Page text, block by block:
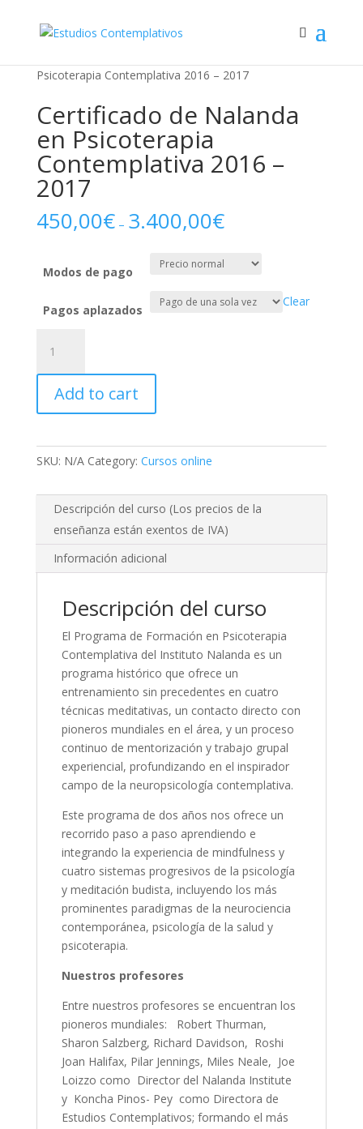
Psicoterapia Contemplativa 2016 – 2017
Certificado de Nalanda
en Psicoterapia
Contemplativa 2016 –
2017
450,00€– 3.400,00€
Modos de pago
Pagos aplazados
Clear
Nalanda
Psicoterapia
2016
-
quantity
Add to cart
SKU: N/A Category: Cursos online
Descripción del curso (Los precios de la
enseñanza están exentos de IVA)
Información adicional
Descripción del curso
El Programa de Formación en Psicoterapia
Contemplativa del Instituto Nalanda es un
programa histórico que ofrece un
entrenamiento sin precedentes en cuatro
técnicas meditativas, un contacto directo con
pioneros mundiales en el área, y un proceso
continuo de mentorización y trabajo grupal
experiencial, profundizando en el inspirador
campo de la neuropsicología contemplativa.
Este programa de dos años nos ofrece un
recorrido paso a paso aprendiendo e
integrando la experiencia de mindfulness y
cuatro sistemas progresivos de la psicología
y meditación budista, incluyendo los más
prominentes paradigmas de la neurociencia
contemporánea, psicología de la salud y
psicoterapia.
Nuestros profesores
Entre nuestros profesores se encuentran los
pioneros mundiales: Robert Thurman,
Sharon Salzberg, Richard Davidson, Roshi
Joan Halifax, Pilar Jennings, Miles Neale, Joe
Loizzo como Director del Nalanda Institute
y Koncha Pinos- Pey como Directora de
Estudios Contemplativos; formando el más